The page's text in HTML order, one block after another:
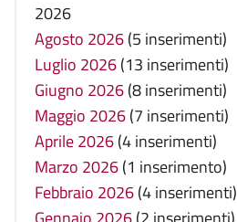
2026
Agosto 2026(5 inserimenti)
Luglio 2026(13 inserimenti)
Giugno 2026(8 inserimenti)
Maggio 2026(7 inserimenti)
Aprile 2026(4 inserimenti)
Marzo 2026(1 inserimento)
Febbraio 2026(4 inserimenti)